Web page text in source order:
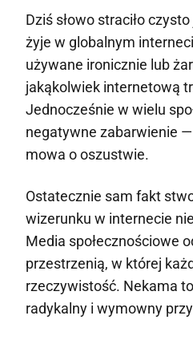
Dziś słowo straciło
żyje w globalnym
używane ironicznie lub
jakąkolwiek internetową
Jednocześnie w wielu
negatywne zabarwienie
mowa o oszustwie.
Ostatecznie sam fakt
wizerunku w internecie
Media społecznościowe
przestrzenią, w której
rzeczywistość. Nekama
radykalny i wymowny